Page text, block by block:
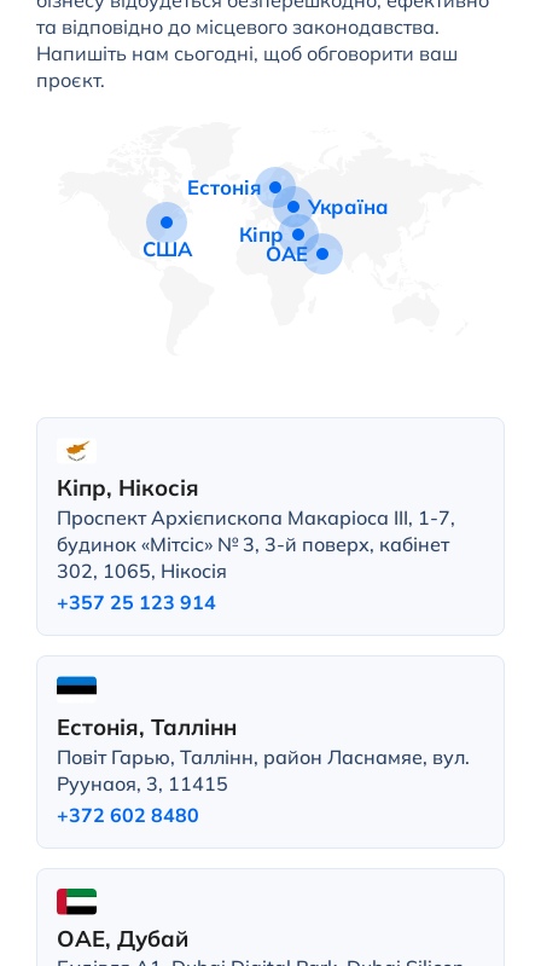
та відповідно до місцевого законодавства.
Напишіть нам сьогодні, щоб обговорити ваш
проєкт.
Естонія
Україна
Кіпр
ОАЕ
США
Кіпр, Нікосія
Проспект Архієпископа Макаріоса III, 1-7,
будинок «Мітсіс» № 3, 3-й поверх, кабінет
302, 1065, Нікосія
+357 25 123 914
Естонія, Таллінн
Повіт Гарью, Таллінн, район Ласнамяе, вул.
Руунаоя, 3, 11415
+372 602 8480
ОАЕ, Дубай